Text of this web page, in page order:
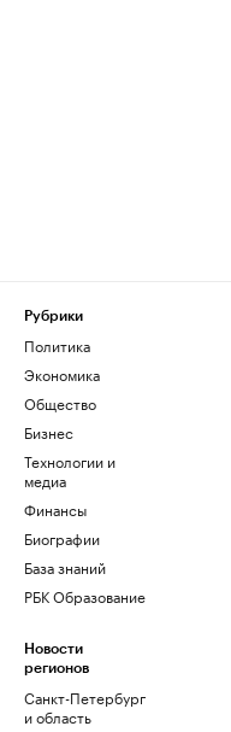
Рубрики
Политика
Экономика
Общество
Бизнес
Технологии и
медиа
Финансы
Биографии
База знаний
РБК Образование
Новости
регионов
Санкт-Петербург
и область